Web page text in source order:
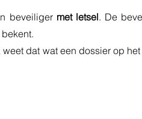
beveiliger met letsel. De
dat wat een dossier op